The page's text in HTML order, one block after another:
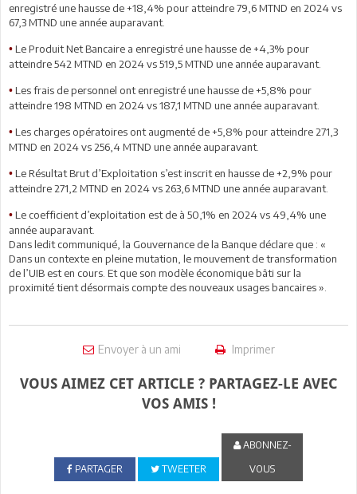
enregistré une hausse de +18,4% pour atteindre 79,6 MTND en 2024 vs
67,3 MTND une année auparavant.
• Le Produit Net Bancaire a enregistré une hausse de +4,3% pour
atteindre 542 MTND en 2024 vs 519,5 MTND une année auparavant.
• Les frais de personnel ont enregistré une hausse de +5,8% pour
atteindre 198 MTND en 2024 vs 187,1 MTND une année auparavant.
• Les charges opératoires ont augmenté de +5,8% pour atteindre 271,3
MTND en 2024 vs 256,4 MTND une année auparavant.
• Le Résultat Brut d’Exploitation s’est inscrit en hausse de +2,9% pour
atteindre 271,2 MTND en 2024 vs 263,6 MTND une année auparavant.
• Le coefficient d’exploitation est de à 50,1% en 2024 vs 49,4% une
année auparavant.
Dans ledit communiqué, la Gouvernance de la Banque déclare que : «
Dans un contexte en pleine mutation, le mouvement de transformation
de l’UIB est en cours. Et que son modèle économique bâti sur la
proximité tient désormais compte des nouveaux usages bancaires ».
Envoyer à un ami Imprimer
VOUS AIMEZ CET ARTICLE ? PARTAGEZ-LE AVEC
VOS AMIS !
PARTAGER TWEETER
ABONNEZ-
VOUS